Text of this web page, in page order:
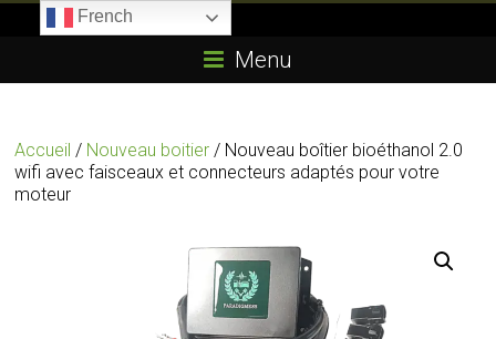
E85.com
passion
du
Menu
Accueil / Nouveau boitier / Nouveau boîtier bioéthanol 2.0
wifi avec faisceaux et connecteurs adaptés pour votre
moteur
French